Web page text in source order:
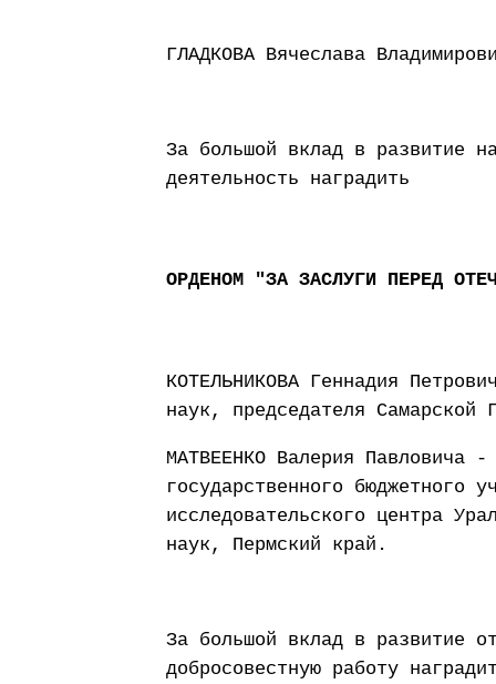
ГЛАДКОВА Вячеслава
За большой вклад в развитие
деятельность наградить
ОРДЕНОМ "ЗА ЗАСЛУГИ ПЕРЕД
КОТЕЛЬНИКОВА Геннадия
наук, председателя Самарской
МАТВЕЕНКО Валерия Павловича -
государственного бюджетного
исследовательского центра
наук, Пермский край.
За большой вклад в развитие
добросовестную работу